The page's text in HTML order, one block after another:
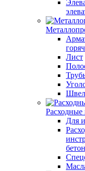
Лист
Расходные
Для